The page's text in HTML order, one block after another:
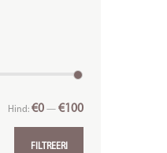
FILTREERI
Hind:€0 —€100